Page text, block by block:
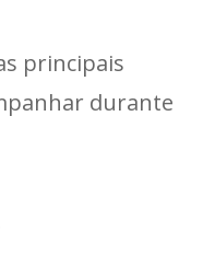
principais
durante